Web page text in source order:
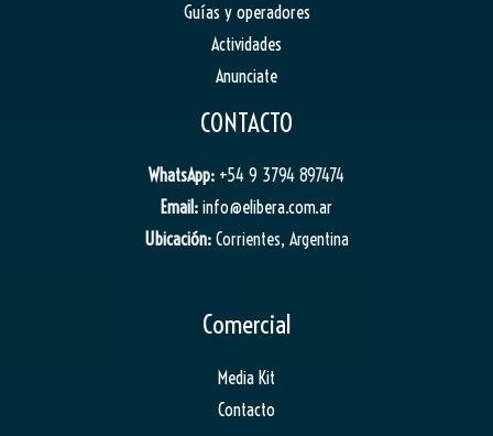
Guías y operadores
Actividades
Anunciate
CONTACTO
WhatsApp: +54 9 3794 897474
Email: info@elibera.com.ar
Ubicación: Corrientes, Argentina
Comercial
Media Kit
Contacto